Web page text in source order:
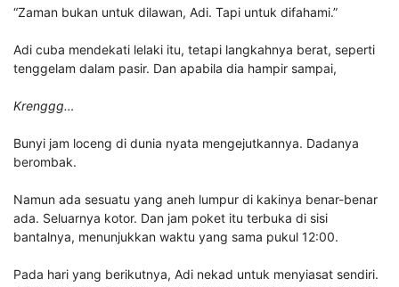
“Zaman bukan untuk dilawan, Adi. Tapi untuk difahami.”
Adi cuba mendekati lelaki itu, tetapi langkahnya berat, seperti
tenggelam dalam pasir. Dan apabila dia hampir sampai,
Krenggg…
Bunyi jam loceng di dunia nyata mengejutkannya. Dadanya
berombak.
Namun ada sesuatu yang aneh lumpur di kakinya benar-benar
ada. Seluarnya kotor. Dan jam poket itu terbuka di sisi
bantalnya, menunjukkan waktu yang sama pukul 12:00.
Pada hari yang berikutnya, Adi nekad untuk menyiasat sendiri.